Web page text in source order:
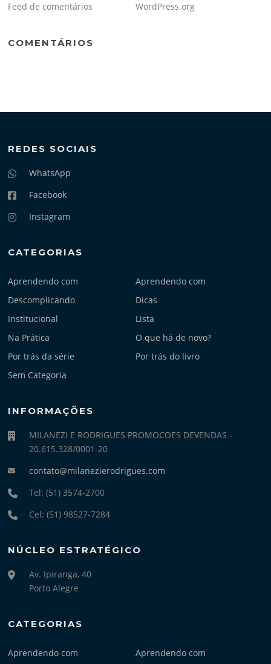
Feed de comentários
WordPress.org
COMENTÁRIOS
REDES SOCIAIS
WhatsApp
Facebook
Instagram
CATEGORIAS
Aprendendo com
Aprendendo com
Descomplicando
Dicas
Institucional
Lista
Na Prática
O que há de novo?
Por trás da série
Por trás do livro
Sem Categoria
INFORMAÇÕES
MILANEZI E RODRIGUES PROMOCOES DEVENDAS -
20.615.328/0001-20
contato@milanezierodrigues.com
Tel: (51) 3574-2700
Cel: (51) 98527-7284
NÚCLEO ESTRATÉGICO
Av. Ipiranga, 40
Porto Alegre
CATEGORIAS
Aprendendo com Aprendendo com